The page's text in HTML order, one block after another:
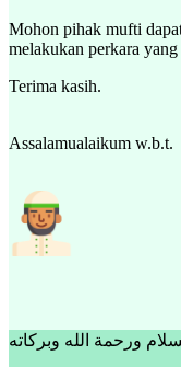
Mohon pihak mufti
melakukan perkara yang
Terima kasih.
Assalamualaikum w.b.t.